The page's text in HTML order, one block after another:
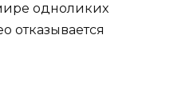
одноликих
отказывается